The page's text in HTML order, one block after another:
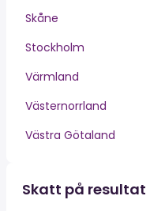
Skåne
Stockholm
Värmland
Västernorrland
Västra Götaland
Skatt på resultat